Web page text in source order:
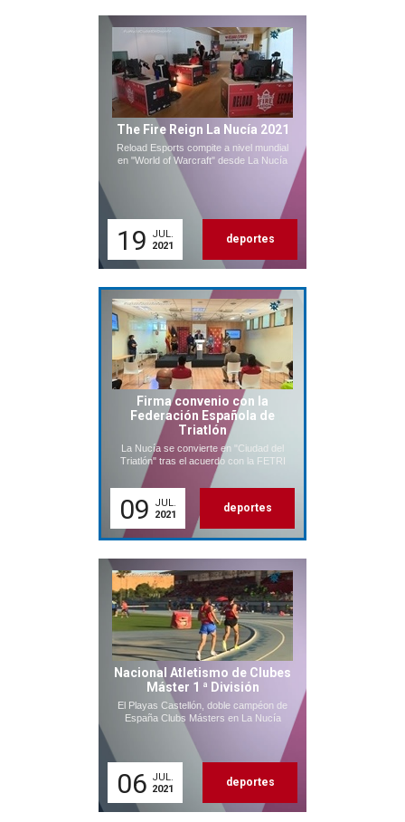
The Fire Reign La Nucía 2021
Reload Esports compite a nivel mundial
en "World of Warcraft" desde La Nucía
19
JUL.
2021
deportes
Firma convenio con la
Federación Española de
Triatlón
La Nucía se convierte en "Ciudad del
Triatlón" tras el acuerdo con la FETRI
09
JUL.
2021
deportes
Nacional Atletismo de Clubes
Máster 1 ª División
El Playas Castellón, doble campéon de
España Clubs Másters en La Nucía
06 JUL.
2021
deportes